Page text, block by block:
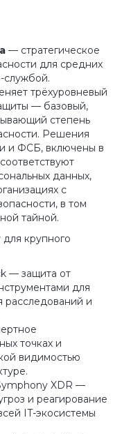
— стратегическое
для средних
службой.
трёхуровневый
— базовый,
степень
Решения
и ФСБ, включены в
данных,
с
в том
тайной.
крупного
— защита от
для
расследований и
точках и
видимостью
XDR —
и реагирование
IT-экосистемы